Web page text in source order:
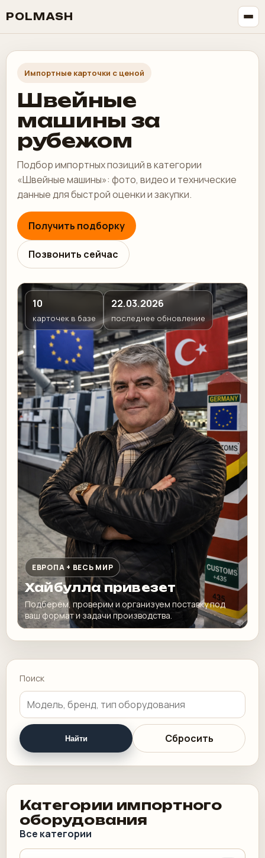
POLMASH
Импортные карточки с ценой
Швейные
машины за
рубежом
Подбор импортных позиций в категории
«Швейные машины»: фото, видео и технические
данные для быстрой оценки и закупки.
Получить подборку
Позвонить сейчас
10
карточек в базе
22.03.2026
последнее обновление
ЕВРОПА + ВЕСЬ МИР
Хайбулла привезет
Подберем, проверим и организуем поставку под
ваш формат и задачи производства.
Поиск
Найти Сбросить
Категории импортного
оборудования
Все категории